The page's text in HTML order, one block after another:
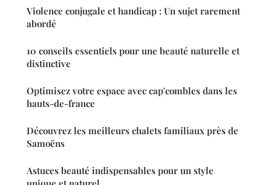
Violence conjugale et handicap : Un sujet rarement
abordé
10 conseils essentiels pour une beauté naturelle et
distinctive
Optimisez votre espace avec cap'combles dans les
hauts-de-france
Découvrez les meilleurs chalets familiaux près de
Samoëns
Astuces beauté indispensables pour un style